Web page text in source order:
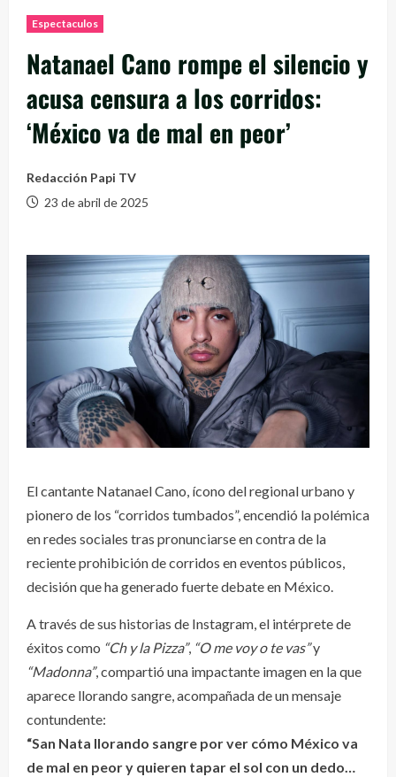
Espectaculos
Natanael Cano rompe el silencio y
acusa censura a los corridos:
‘México va de mal en peor’
Redacción Papi TV
23 de abril de 2025
El cantante Natanael Cano, ícono del regional urbano y
pionero de los “corridos tumbados”, encendió la polémica
en redes sociales tras pronunciarse en contra de la
reciente prohibición de corridos en eventos públicos,
decisión que ha generado fuerte debate en México.
A través de sus historias de Instagram, el intérprete de
éxitos como “Ch y la Pizza”, “O me voy o te vas”y
“Madonna”, compartió una impactante imagen en la que
aparece llorando sangre, acompañada de un mensaje
contundente:
“San Nata llorando sangre por ver cómo México va
de mal en peor y quieren tapar el sol con un dedo…